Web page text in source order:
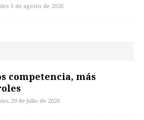
5 de agosto de 2026
competencia, más
29 de julio de 2026